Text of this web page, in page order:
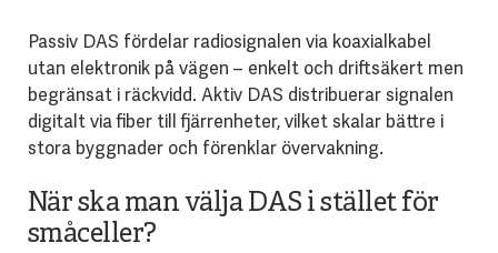
Passiv DAS fördelar radiosignalen via koaxialkabel
utan elektronik på vägen – enkelt och driftsäkert men
begränsat i räckvidd. Aktiv DAS distribuerar signalen
digitalt via fiber till fjärrenheter, vilket skalar bättre i
stora byggnader och förenklar övervakning.
När ska man välja DAS i stället för
småceller?